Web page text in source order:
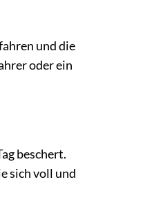
und die
oder ein
beschert.
sich voll und